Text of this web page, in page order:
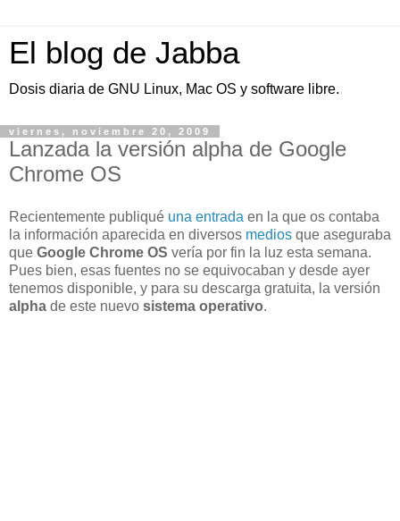
El blog de Jabba
Dosis diaria de GNU Linux, Mac OS y software libre.
viernes, noviembre 20, 2009
Lanzada la versión alpha de Google
Chrome OS
Recientemente publiqué una entrada en la que os contaba
la información aparecida en diversos medios que aseguraba
que Google Chrome OS vería por fin la luz esta semana.
Pues bien, esas fuentes no se equivocaban y desde ayer
tenemos disponible, y para su descarga gratuita, la versión
alpha de este nuevo sistema operativo.